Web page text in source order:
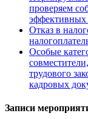
проверяем
Отказ в
Особые
трудового
кадровых
Записи